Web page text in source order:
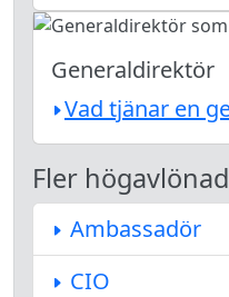
Generaldirektör
Vad tjänar en
Fler
Ambassadör
CIO